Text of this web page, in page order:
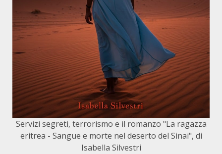
Servizi segreti, terrorismo e il romanzo "La ragazza
eritrea - Sangue e morte nel deserto del Sinai", di
Isabella Silvestri